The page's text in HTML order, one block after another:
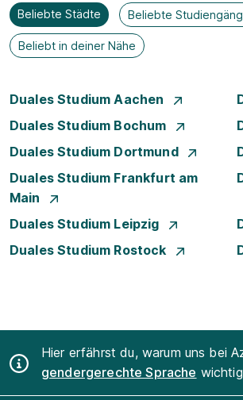
Beliebte Städte Beliebte
Beliebt in deiner Nähe
Duales Studium Aachen
Duales Studium Bochum
Duales Studium Dortmund
Duales Studium Frankfurt am
Main
Duales Studium Leipzig
Duales Studium Rostock
Hier erfährst du, warum uns bei
gendergerechte Sprache